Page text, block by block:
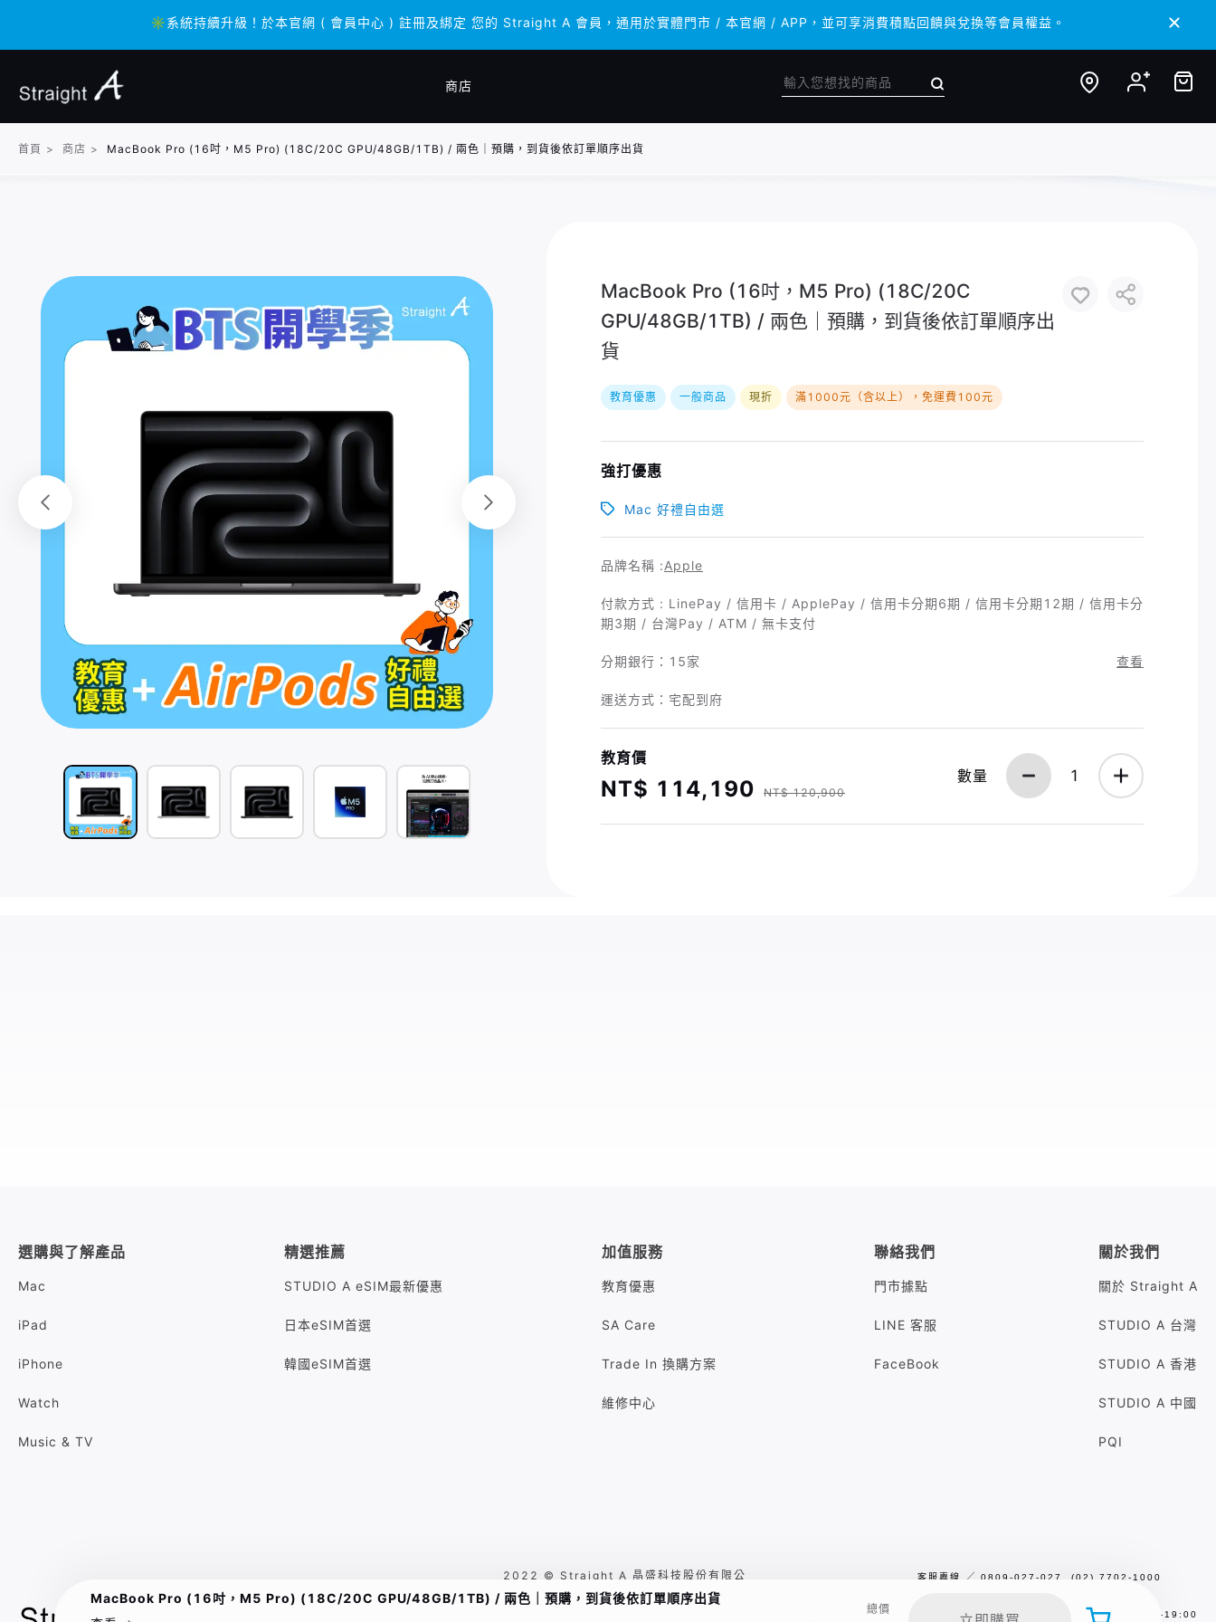
✳️系統持續升級！於本官網 ( 會員中心 ) 註冊及綁定 您的 Straight A 會員，通用於實體門市 / 本官網 / APP，並可享消費積點回饋與兌換等會員權益。
✳️系統持續升級！於本官網 ( 會員中心 ) 註冊及綁定 您的 Straight A 會員，通用於實體門市 / 本官網 / APP，並可享消費積點回饋與兌換等會員權益。
商店
首頁 > 商店 > MacBook Pro (16吋，M5 Pro) (18C/20C GPU/48GB/1TB) / 兩色｜預購，到貨後依訂單順序出貨
MacBook Pro (16吋，M5 Pro) (18C/20C
GPU/48GB/1TB) / 兩色｜預購，到貨後依訂單順序出
貨
教育優惠 一般商品 現折 滿1000元（含以上），免運費100元
強打優惠
Mac 好禮自由選
品牌名稱 :Apple
付款方式 : LinePay / 信用卡 / ApplePay / 信用卡分期6期 / 信用卡分期12期 / 信用卡分
期3期 / 台灣Pay / ATM / 無卡支付
分期銀行： 15家 查看
運送方式：宅配到府
教育價
NT$ 114,190 NT$ 120,900
數量 1
MacBook Pro (16吋，M5 Pro) (18C/20C GPU/48GB/1TB) / 兩色｜預購，到貨後依訂單順序出貨
總價
選購與了解產品
Mac
iPad
iPhone
Watch
Music & TV
精選推薦
STUDIO A eSIM最新優惠
日本eSIM首選
韓國eSIM首選
加值服務
教育優惠
SA Care
Trade In 換購方案
維修中心
聯絡我們
門市據點
LINE 客服
FaceBook
關於我們
關於 Straight A
STUDIO A 台灣
STUDIO A 香港
STUDIO A 中國
PQI
2022 © Straight A 晶盛科技股份有限公
司 台北市中山區八德路二段260號7樓
客服專線 ╱
0809-027-027 (02) 7702-1000
╱平日／假日10:00 - 13:00，14:00-19:00